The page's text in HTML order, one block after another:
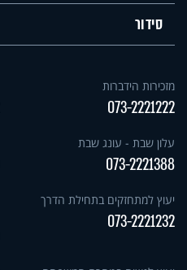
סידור
מזכירות הידברות
073-2221222
עלון שבת - עונג שבת
073-2221388
יעוץ למתחזקים בתחילת הדרך
073-2221232